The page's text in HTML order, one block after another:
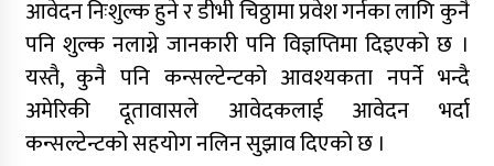
आवेदन निःशुल्क हुने र डीभी चिठ्ठामा प्रवेश गर्नका लागि कुनै
पनि शुल्क नलाग्ने जानकारी पनि विज्ञप्तिमा दिइएको छ ।
यस्तै, कुनै पनि कन्सल्टेन्टको आवश्यकता नपर्ने भन्दै
अमेरिकी दूतावासले आवेदकलाई आवेदन भर्दा
कन्सल्टेन्टको सहयोग नलिन सुझाव दिएको छ ।